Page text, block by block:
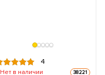
4
Нет в наличии 38221